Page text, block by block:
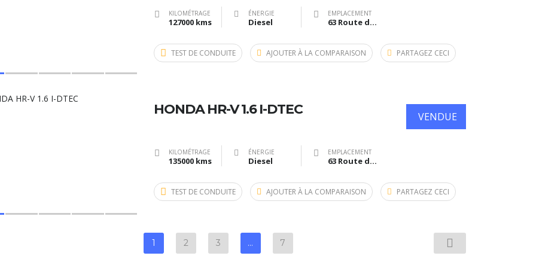
KILOMÉTRAGE
127000 kms
ÉNERGIE
Diesel
EMPLACEMENT
63 Route de Bazas, Langon, France
TEST DE CONDUITE AJOUTER À LA COMPARAISON PARTAGEZ CECI
VENDUE
HONDA HR-V 1.6 I-DTEC
KILOMÉTRAGE
135000 kms
ÉNERGIE
Diesel
EMPLACEMENT
63 Route de Bazas, Langon, France
TEST DE CONDUITE AJOUTER À LA COMPARAISON PARTAGEZ CECI
1 2 3 … 7